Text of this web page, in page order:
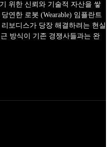
위한 신뢰와 기술적 자산을 쌓
연한 로봇 (Wearable) 임플란트
보디스가 당장 해결하려는 현실
방식이 기존 경쟁사들과는 완